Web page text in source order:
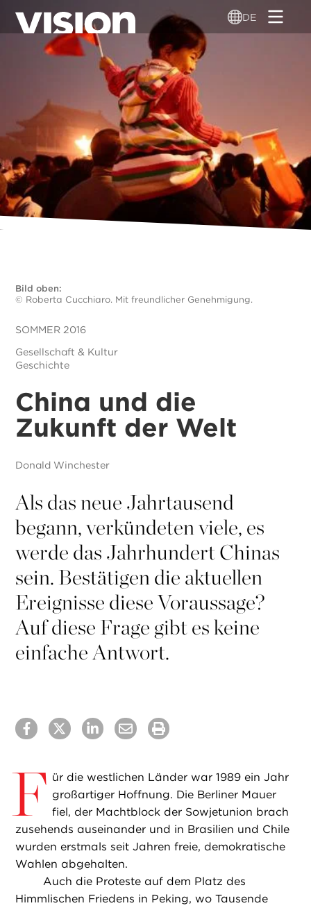
Direkt
zum
DE
Bild oben:
© Roberta Cucchiaro. Mit freundlicher Genehmigung.
SOMMER 2016
Gesellschaft & Kultur
Geschichte
China und die
Zukunft der Welt
Donald Winchester
Als das neue Jahrtausend
begann, verkündeten viele, es
werde das Jahrhundert Chinas
sein. Bestätigen die aktuellen
Ereignisse diese Voraussage?
Auf diese Frage gibt es keine
einfache Antwort.
F ür die westlichen Länder war 1989 ein Jahr
großartiger Hoffnung. Die Berliner Mauer
fiel, der Machtblock der Sowjetunion brach
zusehends auseinander und in Brasilien und Chile
wurden erstmals seit Jahren freie, demokratische
Wahlen abgehalten.
Auch die Proteste auf dem Platz des
Himmlischen Friedens in Peking, wo Tausende